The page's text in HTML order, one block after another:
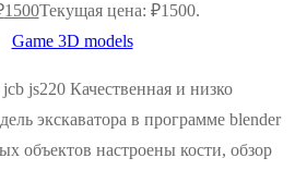
1500Текущая цена: ₽1500.
Game 3D models
js220 Качественная и низко
экскаватора в программе blender
объектов настроены кости, обзор